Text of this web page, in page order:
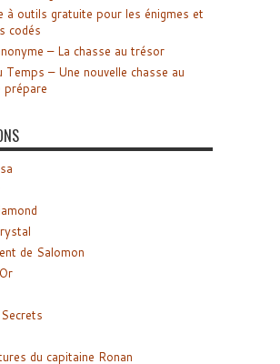
à outils gratuite pour les énigmes et
codés
– La chasse au trésor
Temps – Une nouvelle chasse au
de Salomon
du capitaine Ronan